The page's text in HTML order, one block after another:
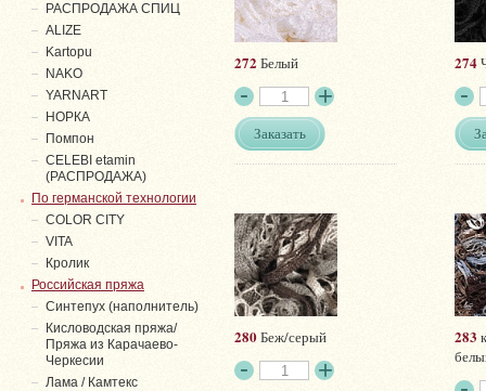
272 Белый
Заказать
274
280Беж/серый 283
РАСПРОДАЖА СПИЦ
ALIZE
Kartopu
NAKO
YARNART
НОРКА
Помпон
СELEBI etamin
(РАСПРОДАЖА)
По германской технологии
COLOR CITY
VITA
Кролик
Российская пряжа
Синтепух (наполнитель)
Кисловодская пряжа/
Пряжа из Карачаево-
Черкесии
Лама / Камтекс